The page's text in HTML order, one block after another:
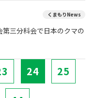
くまもりNews
三分科会で日本のクマの
24 25